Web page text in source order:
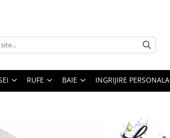
RUFE BAIE INGRIJIRE PERSONALA